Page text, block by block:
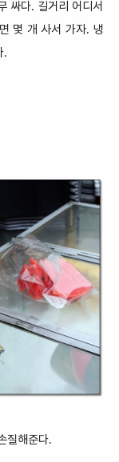
싸다. 길거리 어디서
몇 개 사서 가자. 냉
.
질해준다.